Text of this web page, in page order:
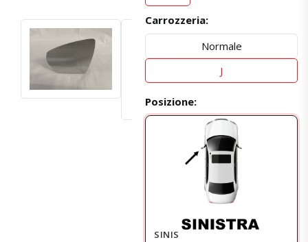
Carrozzeria:
Normale
J
Posizione:
SINISTRO